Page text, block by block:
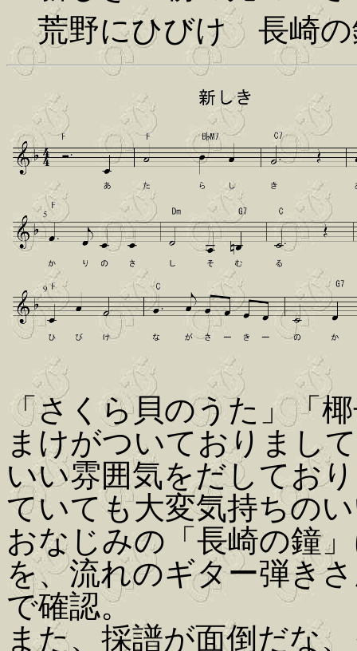
荒野にひびけ 長崎の
「さくら貝のうた」「
まけがついておりまし
いい雰囲気をだしてお
ていても大変気持ちの
おなじみの「長崎の鐘
を、流れのギター弾き
で確認。
また、採譜が面倒だな